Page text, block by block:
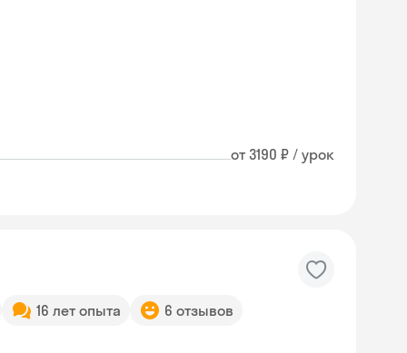
от 3190 ₽ / урок
16 лет опыта 6 отзывов